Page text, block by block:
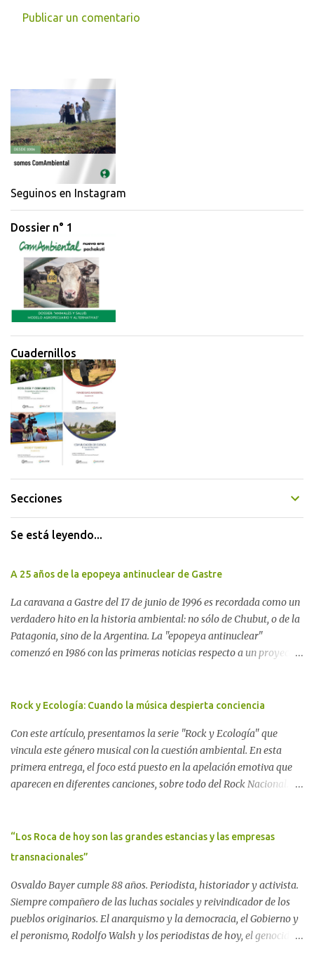
Publicar un comentario
Seguinos en Instagram
Dossier n° 1
Cuadernillos
Secciones
Se está leyendo...
A 25 años de la epopeya antinuclear de Gastre
La caravana a Gastre del 17 de junio de 1996 es recordada como un
verdadero hito en la historia ambiental: no sólo de Chubut, o de la
Patagonia, sino de la Argentina. La "epopeya antinuclear"
comenzó en 1986 con las primeras noticias respecto a un proyecto
proyecto legislativo nacional al respecto. En este artículo, la
Movimiento Antinuclear de Chubut (MACH) liderada por Javier
Rodríguez Pardo, como una lección de rebelión democrática
territorial frente a las imposiciones de la tecnocracia nuclear
globalizada. Dossier N° 3 "La crisis nuclear en el mundo. A 10 años
Dukal.
Rock y Ecología: Cuando la música despierta conciencia
Con este artículo, presentamos la serie "Rock y Ecología" que
vincula este género musical con la cuestión ambiental. En esta
primera entrega, el foco está puesto en la apelación emotiva que
aparecen en diferentes canciones, sobre todo del Rock Nacional.
Carolina Aponte La Madre Tierra se escucha en las canciones del
Rock Nacional.
“Los Roca de hoy son las grandes estancias y las empresas
transnacionales”
Osvaldo Bayer cumple 88 años. Periodista, historiador y activista.
Siempre compañero de las luchas sociales y reivindicador de los
pueblos originarios. El anarquismo y la democracia, el Gobierno y
el peronismo, Rodolfo Walsh y los periodistas de hoy, el genocidio